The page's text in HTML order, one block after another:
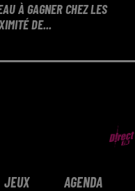
À GAGNER CHEZ LES
DE...
JEUX AGENDA